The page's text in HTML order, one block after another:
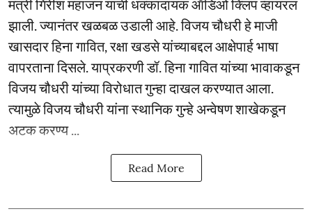
मंत्री गिरीश महाजन यांची धक्कादायक ऑडिओ क्लिप व्हायरल
झाली. ज्यानंतर खळबळ उडाली आहे. विजय चौधरी हे माजी
खासदार हिना गावित, रक्षा खडसे यांच्याबद्दल आक्षेपार्ह भाषा
वापरताना दिसले. याप्रकरणी डॉ. हिना गावित यांच्या भावाकडून
विजय चौधरी यांच्या विरोधात गुन्हा दाखल करण्यात आला.
त्यामुळे विजय चौधरी यांना स्थानिक गुन्हे अन्वेषण शाखेकडून
अटक करण्य ...
Read More